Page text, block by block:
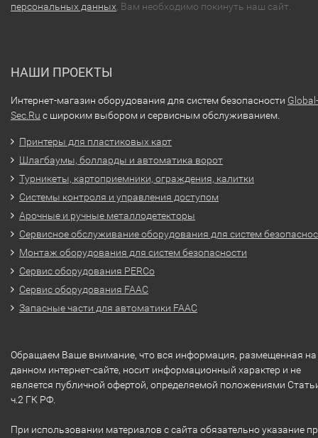
персональных данных , Вам необходимо покинуть наш сайт.
НАШИ ПРОЕКТЫ
Интернет-магазин оборудования для систем безопасности Global-
Sec.Ru с широким выбором и сервисным обслуживанием.
Принтеры для пластиковых карт
Шлагбаумы, болларды и автоматика ворот
Турникеты, картоприемники, ограждения, калитки
Системы контроля и управления доступом
Арочные и ручные металлодетекторы
Сервисное обслуживание оборудования для систем
Монтаж оборудования для систем безопасности
Сервис оборудования PERCo
Сервис оборудования FAAC
Запасные части для автоматики FAAC
Обращаем Ваше внимание, что вся информация, размещенная на
данном интернет-сайте, носит информационный характер и не
является публичной офертой, определяемой положениями
ч.2 ГК РФ.
При использовании материалов с сайта обязательно указание